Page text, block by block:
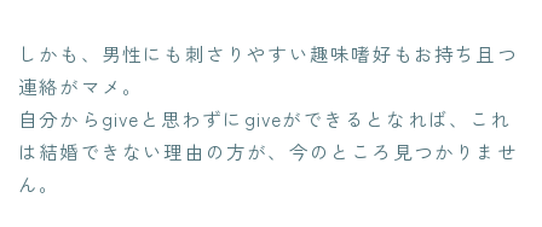
しかも、男性にも刺さりやすい趣味嗜好もお持ち且つ
連絡がマメ。
自分からgiveと思わずにgiveができるとなれば、これ
は結婚できない理由の方が、今のところ見つかりませ
ん。